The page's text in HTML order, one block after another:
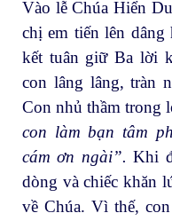
Vào lễ Chúa Hiển
chị em tiến lên dâng
kết tuân giữ Ba lời
con lâng lâng, tràn
Con nhủ thầm trong
con làm bạn tâm
cám ơn ngài”. Khi
dòng và chiếc khăn
về Chúa. Vì thế,